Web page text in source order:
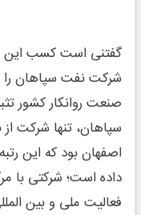
گفتنی است کسب این
شرکت نفت سپاهان را
صنعت روانکار کشور
سپاهان، تنها شرکت
اصفهان بود که این
داده است؛ شرکتی با
فعالیت ملی و بین